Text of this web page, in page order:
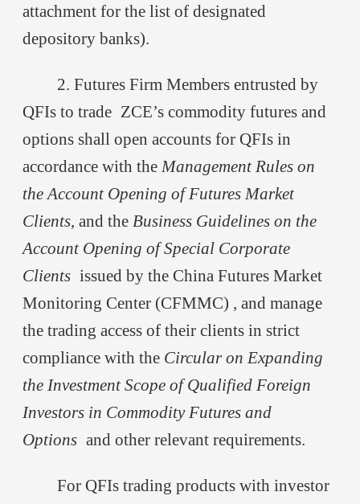
attachment for the list of designated
depository banks).
2. Futures Firm Members entrusted by
QFIs to tradeZCE’s commodity futures and
options shall open accounts for QFIs in
accordance with the Management Rules on
the Account Opening of Futures Market
Clients, and the Business Guidelines on the
Account Opening of Special Corporate
Clientsissued by the China Futures Market
Monitoring Center (CFMMC) , and manage
the trading access of their clients in strict
compliance with the Circular on Expanding
the Investment Scope of Qualified Foreign
Investors in Commodity Futures and
Optionsand other relevant requirements.
For QFIs trading products with investor